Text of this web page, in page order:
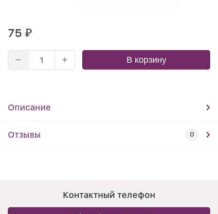
75 ₽
В корзину
Описание
Отзывы 0
Контактный телефон